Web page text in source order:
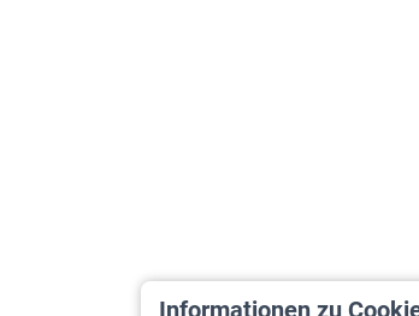
Informationen zu